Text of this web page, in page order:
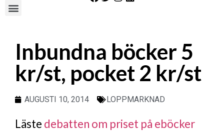
Inbundna böcker 5
kr/st, pocket 2 kr/st
AUGUSTI 10, 2014 LOPPMARKNAD
Läste debatten om priset på eböcker